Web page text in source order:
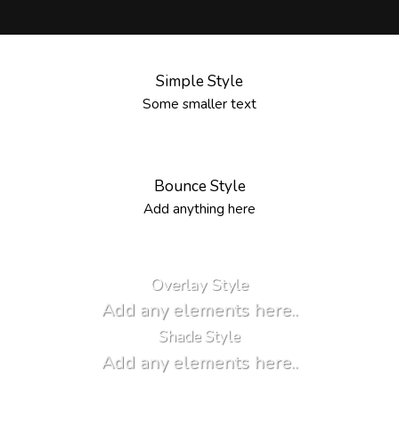
Simple Style
Some smaller text
Bounce Style
Add anything here
Badge Style
Overlay Style
Add any elements here..
Label Style
Shade Style
Add any elements here..